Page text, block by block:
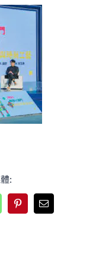
:
PinterestEmail